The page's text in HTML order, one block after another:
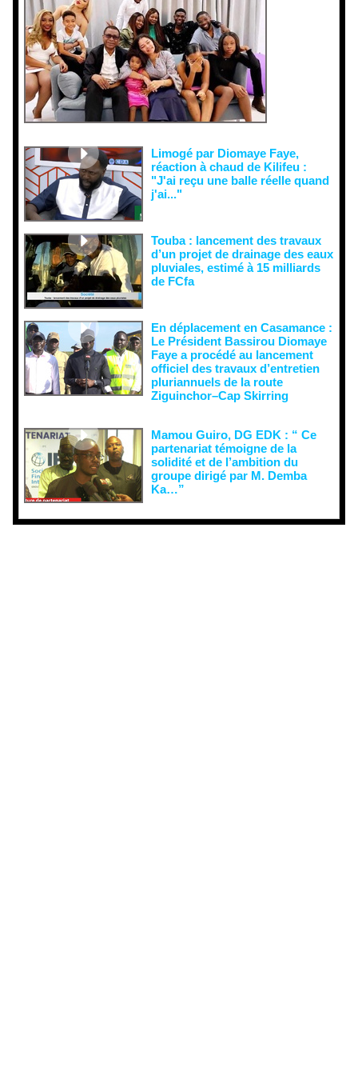
Limogé par Diomaye Faye,
réaction à chaud de Kilifeu :
"J'ai reçu une balle réelle quand
j'ai..."
Touba : lancement des travaux
d’un projet de drainage des eaux
pluviales, estimé à 15 milliards
de FCfa ‎
En déplacement en Casamance :
Le Président Bassirou Diomaye
Faye a procédé au lancement
officiel des travaux d’entretien
pluriannuels de la route
Ziguinchor–Cap Skirring
Mamou Guiro, DG EDK : “ Ce
partenariat témoigne de la
solidité et de l’ambition du
groupe dirigé par M. Demba
Ka…”